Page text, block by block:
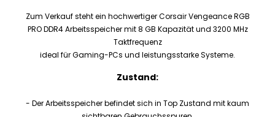
Zum Verkauf steht ein hochwertiger Corsair Vengeance RGB
PRO DDR4 Arbeitsspeicher mit 8 GB Kapazität und 3200 MHz
Taktfrequenz
ideal für Gaming-PCs und leistungsstarke Systeme.
Zustand:
- Der Arbeitsspeicher befindet sich in Top Zustand mit kaum